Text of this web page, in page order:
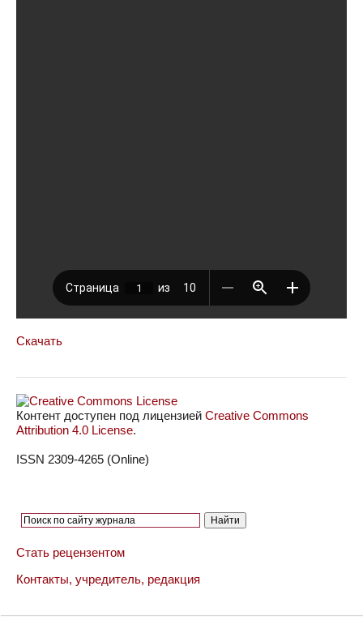
Скачать
Контент доступен под лицензией Creative Commons
Attribution 4.0 License.
ISSN 2309-4265 (Online)
Стать рецензентом
Контакты, учредитель, редакция